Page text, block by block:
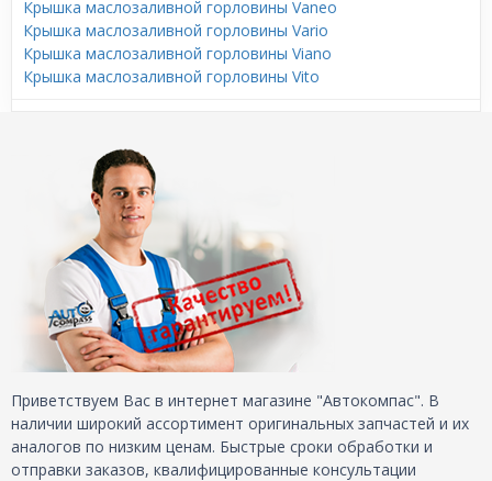
Крышка маслозаливной горловины Vaneo
Крышка маслозаливной горловины Vario
Крышка маслозаливной горловины Viano
Крышка маслозаливной горловины Vito
Приветствуем Вас в интернет магазине "Автокомпас". В
наличии широкий ассортимент оригинальных запчастей и их
аналогов по низким ценам. Быстрые сроки обработки и
отправки заказов, квалифицированные консультации